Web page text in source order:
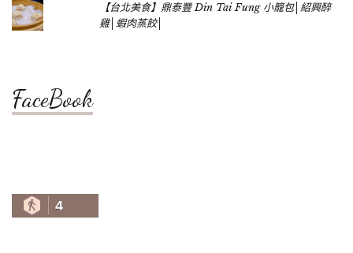
【台北美食】鼎泰豐 Din Tai Fung 小籠包│紹興醉
雞│蝦肉蒸餃│
FaceBook
4